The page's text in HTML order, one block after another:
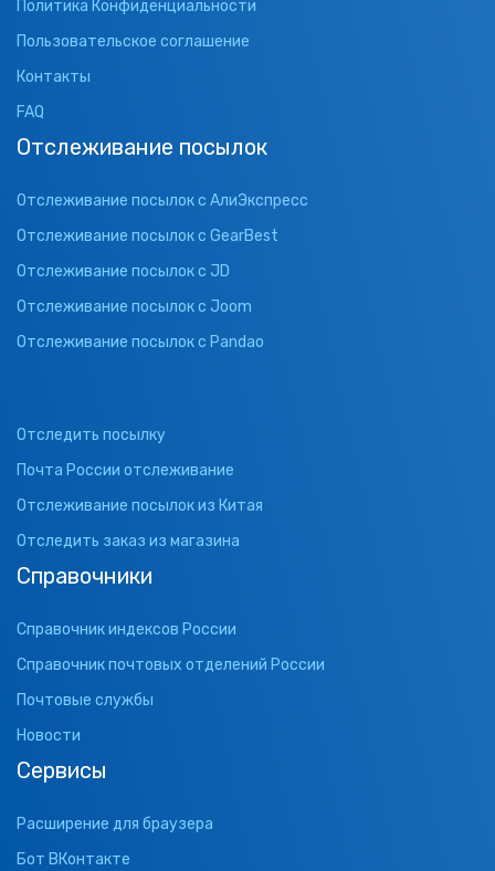
Политика Конфиденциальности
Пользовательское соглашение
Контакты
FAQ
Отслеживание посылок
Отслеживание посылок с АлиЭкспресс
Отслеживание посылок с GearBest
Отслеживание посылок с JD
Отслеживание посылок с Joom
Отслеживание посылок с Pandao
Отследить посылку
Почта России отслеживание
Отслеживание посылок из Китая
Отследить заказ из магазина
Справочники
Справочник индексов России
Справочник почтовых отделений России
Почтовые службы
Новости
Сервисы
Расширение для браузера
Бот ВКонтакте